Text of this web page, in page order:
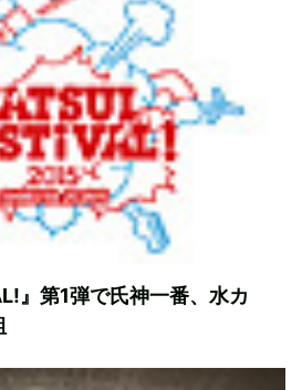
』第1弾で氏神一番、水カ